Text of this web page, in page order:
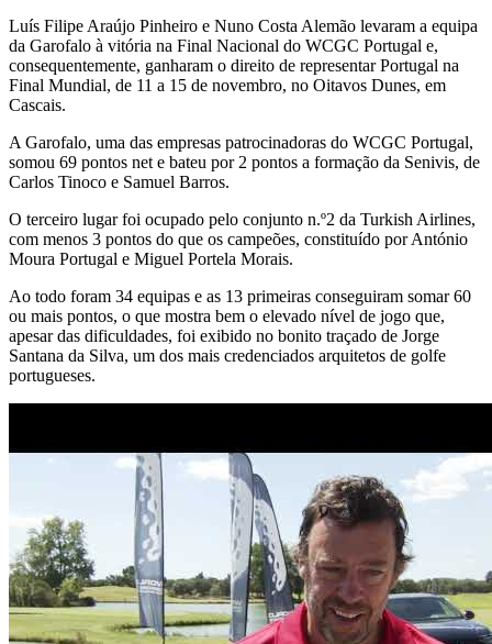
Luís Filipe Araújo Pinheiro e Nuno Costa Alemão levaram a equipa
da Garofalo à vitória na Final Nacional do WCGC Portugal e,
consequentemente, ganharam o direito de representar Portugal na
Final Mundial, de 11 a 15 de novembro, no Oitavos Dunes, em
Cascais.
A Garofalo, uma das empresas patrocinadoras do WCGC Portugal,
somou 69 pontos net e bateu por 2 pontos a formação da Senivis, de
Carlos Tinoco e Samuel Barros.
O terceiro lugar foi ocupado pelo conjunto n.º2 da Turkish Airlines,
com menos 3 pontos do que os campeões, constituído por António
Moura Portugal e Miguel Portela Morais.
Ao todo foram 34 equipas e as 13 primeiras conseguiram somar 60
ou mais pontos, o que mostra bem o elevado nível de jogo que,
apesar das dificuldades, foi exibido no bonito traçado de Jorge
Santana da Silva, um dos mais credenciados arquitetos de golfe
portugueses.